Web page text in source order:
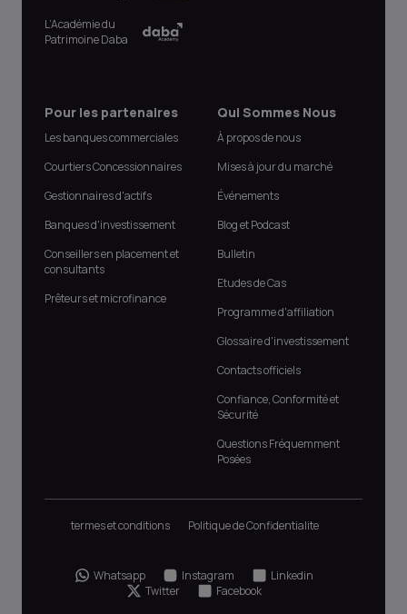
L’Académie du
Patrimoine Daba
Pour les partenaires
Les banques commerciales
Courtiers Concessionnaires
Gestionnaires d'actifs
Banques d'investissement
Conseillers en placement et
consultants
Prêteurs et microfinance
Qui Sommes Nous
À propos de nous
Mises à jour du marché
Événements
Blog et Podcast
Bulletin
Etudes de Cas
Programme d'affiliation
Glossaire d'investissement
Contacts officiels
Confiance, Conformité et
Sécurité
Questions Fréquemment
Posées
termes et conditions Politique de Confidentialite
Whatsapp Instagram
Linkedin
Twitter
Facebook